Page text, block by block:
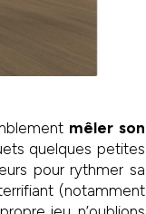
mêler son
quelques petites
pour rythmer sa
(notamment